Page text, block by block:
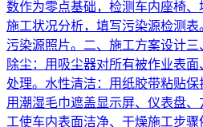
数作为零点基础，检测车内座椅、
施工状况分析，填写污染源检测
污染源照片。二、施工方案设计
除尘：用吸尘器对所有被作业表
处理。水性清洁：用纸胶带粘贴
用潮湿毛巾遮盖显示屏、仪表盘
工使车内表面洁净、干燥施工步